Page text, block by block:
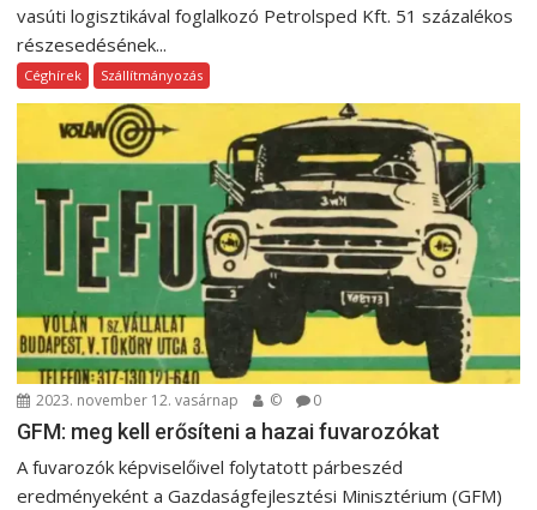
vasúti logisztikával foglalkozó Petrolsped Kft. 51 százalékos
részesedésének...
Céghírek Szállítmányozás
2023. november 12. vasárnap © 0
GFM: meg kell erősíteni a hazai fuvarozókat
A fuvarozók képviselőivel folytatott párbeszéd
eredményeként a Gazdaságfejlesztési Minisztérium (GFM)